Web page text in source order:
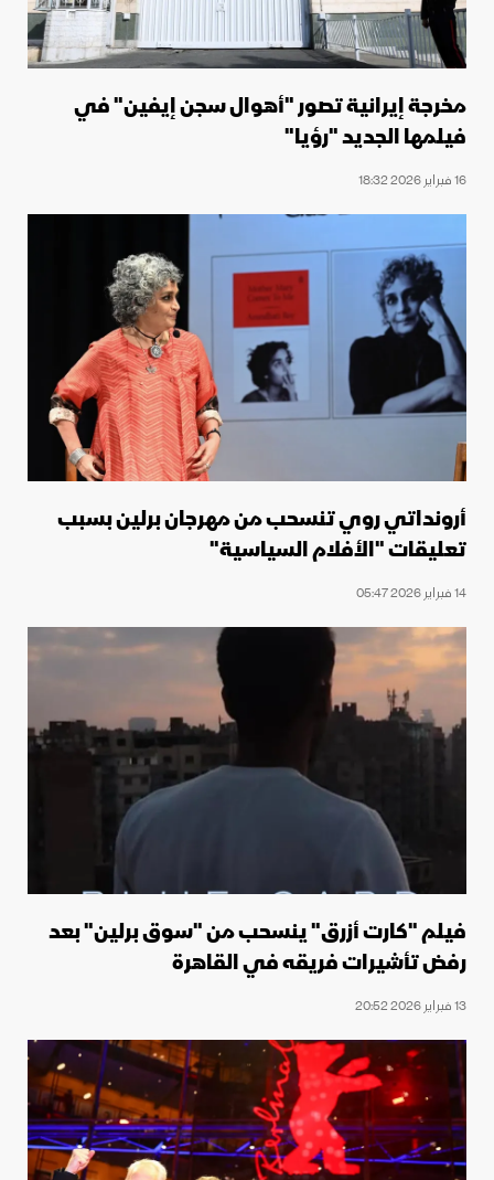
مخرجة إيرانية تصور "أهوال سجن إيفين" في
فيلمها الجديد "رؤيا"
16 فبراير 2026 18:32
أرونداتي روي تنسحب من مهرجان برلين بسبب
تعليقات "الأفلام السياسية"
14 فبراير 2026 05:47
فيلم "كارت أزرق" ينسحب من "سوق برلين" بعد
رفض تأشيرات فريقه في القاهرة
13 فبراير 2026 20:52